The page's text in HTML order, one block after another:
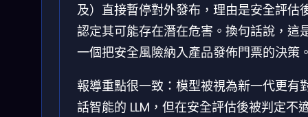
及）直接暫停對外發布，理由是安全評估
認定其可能存在潛在危害。換句話說，這
一個把安全風險納入產品發佈門票的決策
報導重點很一致：模型被視為新一代更有
話智能的 LLM，但在安全評估後被判定不